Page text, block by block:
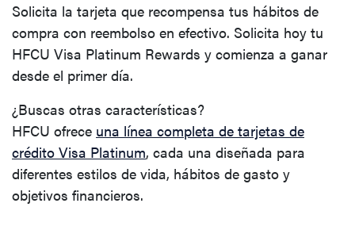
Solicita la tarjeta que recompensa tus hábitos de
compra con reembolso en efectivo. Solicita hoy tu
HFCU Visa Platinum Rewards y comienza a ganar
desde el primer día.
¿Buscas otras características?
HFCU ofrece una línea completa de tarjetas de
crédito Visa Platinum, cada una diseñada para
diferentes estilos de vida, hábitos de gasto y
objetivos financieros.